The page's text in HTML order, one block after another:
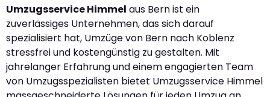
Umzugsservice Himmel aus Bern ist ein
zuverlässiges Unternehmen, das sich darauf
spezialisiert hat, Umzüge von Bern nach Koblenz
stressfrei und kostengünstig zu gestalten. Mit
jahrelanger Erfahrung und einem engagierten Team
von Umzugsspezialisten bietet Umzugsservice Himmel